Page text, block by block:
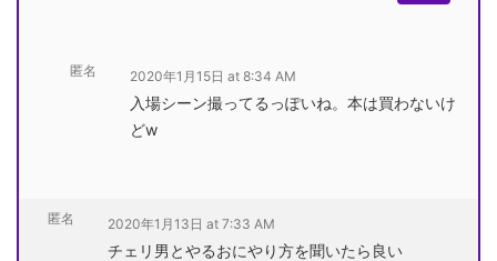
匿名 2020年1月15日 at 8:34 AM
入場シーン撮ってるっぽいね。本は買わないけ
どw
匿名 2020年1月13日 at 7:33 AM
チェリ男とやるおにやり方を聞いたら良い